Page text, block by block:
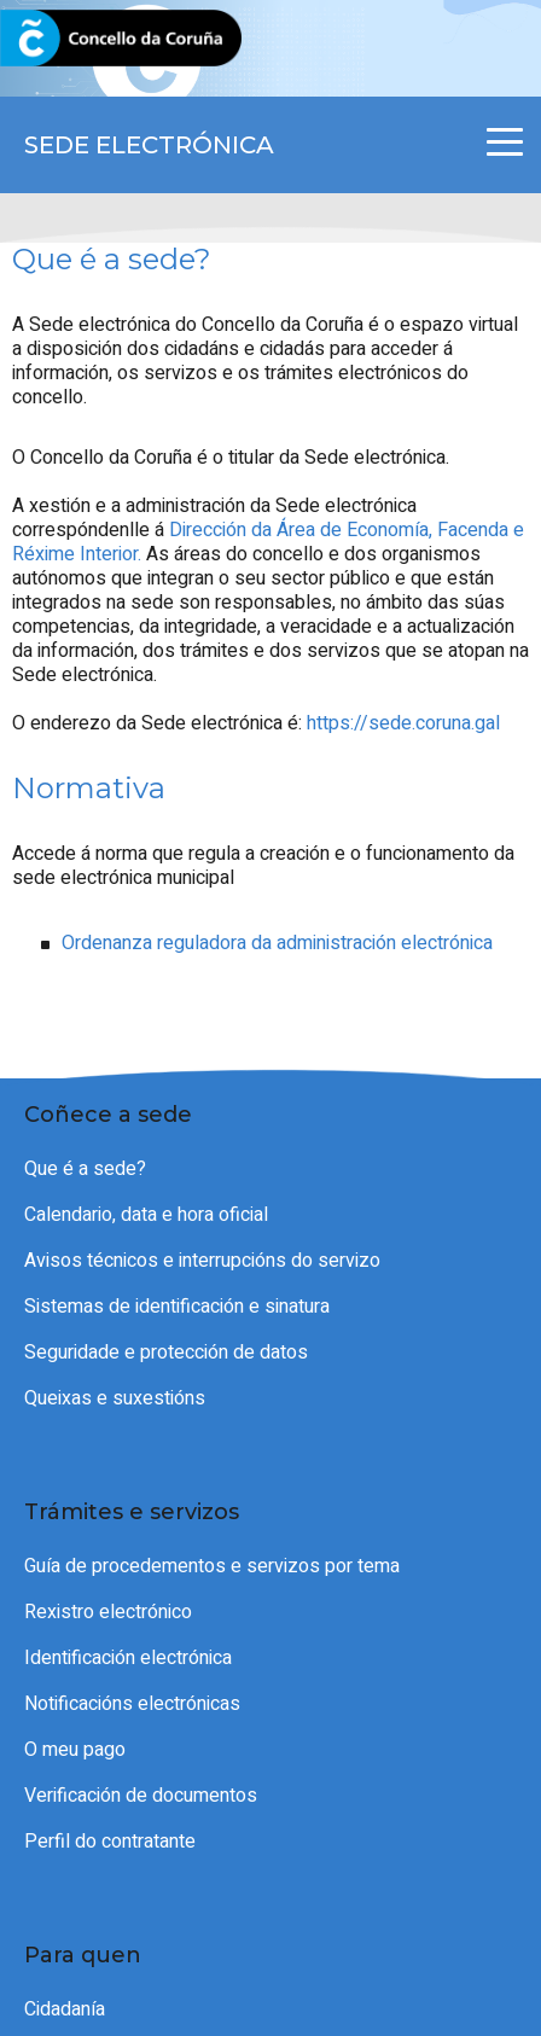
SEDE ELECTRÓNICA
CORUNA.GAL
Que é a sede?
A Sede electrónica do Concello da Coruña é o espazo virtual
a disposición dos cidadáns e cidadás para acceder á
información, os servizos e os trámites electrónicos do
concello.
O Concello da Coruña é o titular da Sede electrónica.
A xestión e a administración da Sede electrónica
correspóndenlle á Dirección da Área de Economía, Facenda e
Réxime Interior. As áreas do concello e dos organismos
autónomos que integran o seu sector público e que están
integrados na sede son responsables, no ámbito das súas
competencias, da integridade, a veracidade e a actualización
da información, dos trámites e dos servizos que se atopan na
Sede electrónica.
O enderezo da Sede electrónica é: https://sede.coruna.gal
Normativa
Accede á norma que regula a creación e o funcionamento da
sede electrónica municipal
Ordenanza reguladora da administración electrónica
Coñece a sede
Que é a sede?
Calendario, data e hora oficial
Avisos técnicos e interrupcións do servizo
Sistemas de identificación e sinatura
Seguridade e protección de datos
Queixas e suxestións
Trámites e servizos
Guía de procedementos e servizos por tema
Rexistro electrónico
Identificación electrónica
Notificacións electrónicas
O meu pago
Verificación de documentos
Perfil do contratante
Para quen
Cidadanía